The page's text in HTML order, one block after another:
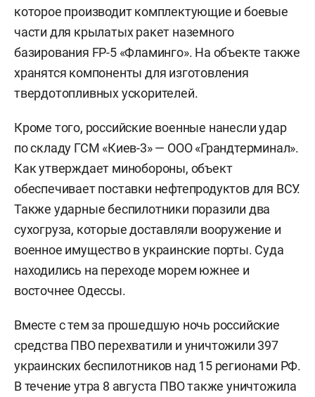
которое производит комплектующие и боевые
части для крылатых ракет наземного
базирования FP-5 «Фламинго». На объекте также
хранятся компоненты для изготовления
твердотопливных ускорителей.
Кроме того, российские военные нанесли удар
по складу ГСМ «Киев-3» — ООО «Грандтерминал».
Как утверждает минобороны, объект
обеспечивает поставки нефтепродуктов для ВСУ.
Также ударные беспилотники поразили два
сухогруза, которые доставляли вооружение и
военное имущество в украинские порты. Суда
находились на переходе морем южнее и
восточнее Одессы.
Вместе с тем за прошедшую ночь российские
средства ПВО перехватили и уничтожили 397
украинских беспилотников над 15 регионами РФ.
В течение утра 8 августа ПВО также уничтожила